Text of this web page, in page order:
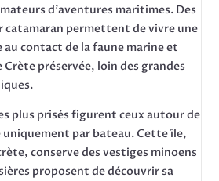
d’aventures maritimes. Des
catamaran permettent de vivre une
au contact de la faune marine et
Crète préservée, loin des grandes
plus prisés figurent ceux autour de
uniquement par bateau. Cette île,
conserve des vestiges minoens
proposent de découvrir sa